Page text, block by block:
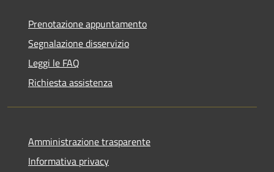
Prenotazione appuntamento
Segnalazione disservizio
Leggi le FAQ
Richiesta assistenza
Amministrazione trasparente
Informativa privacy